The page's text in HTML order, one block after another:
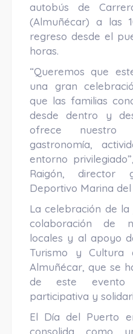
autobús de
(Almuñécar) a las
regreso desde el
horas.
“Queremos que
una gran
que las familias
desde dentro y
ofrece nuestro
gastronomía,
entorno
Raigón, director
Deportivo Marina del
La celebración de
colaboración de
locales y al apoyo
Turismo y Cultura
Almuñécar, que se
de este evento
participativa y
El Día del Puerto
consolida como